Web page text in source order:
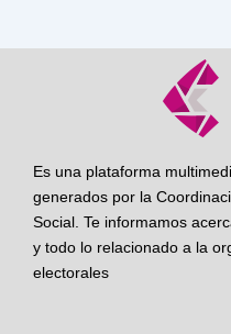
Es una plataforma
generados por la
Social. Te informamos
y todo lo relacionado a la
electorales